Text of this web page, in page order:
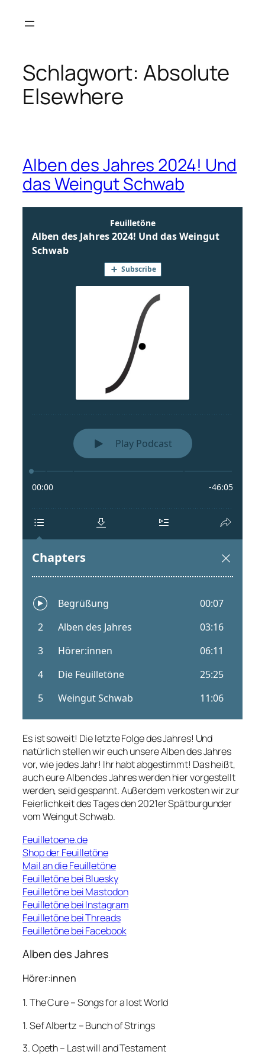
Inhalt
Schlagwort: Absolute
Elsewhere
Alben des Jahres 2024! Und
das Weingut Schwab
Es ist soweit! Die letzte Folge des Jahres! Und
natürlich stellen wir euch unsere Alben des Jahres
vor, wie jedes Jahr! Ihr habt abgestimmt! Das heißt,
auch eure Alben des Jahres werden hier vorgestellt
werden, seid gespannt. Außerdem verkosten wir zur
Feierlichkeit des Tages den 2021er Spätburgunder
vom Weingut Schwab.
Feuilletoene.de
Shop der Feuilletöne
Mail an die Feuilletöne
Feuilletöne bei Bluesky
Feuilletöne bei Mastodon
Feuilletöne bei Instagram
Feuilletöne bei Threads
Feuilletöne bei Facebook
Alben des Jahres
Hörer:innen
1. The Cure – Songs for a lost World
1. Sef Albertz – Bunch of Strings
3. Opeth – Last will and Testament